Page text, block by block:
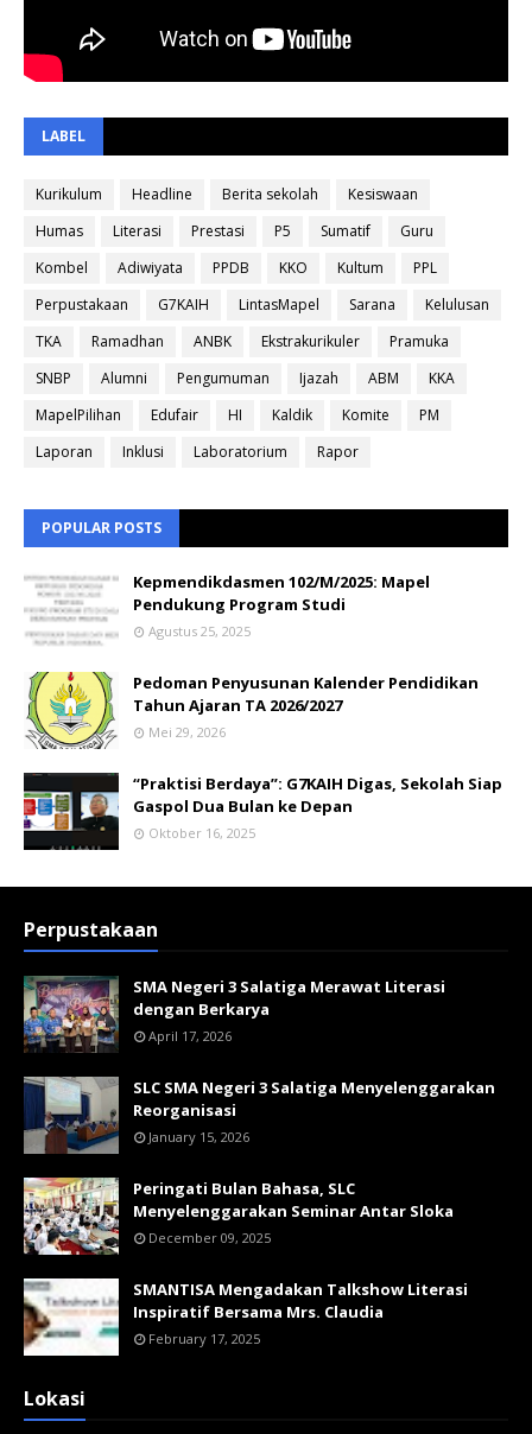
LABEL
Kurikulum Headline Berita sekolah
Kesiswaan
Humas
Literasi Prestasi P5 Sumatif
Guru
Kombel
Adiwiyata PPDB KKO Kultum
PPL
Perpustakaan
G7KAIH LintasMapel Sarana
Kelulusan
TKA
Ramadhan ANBK Ekstrakurikuler
Pramuka
SNBP
Alumni Pengumuman Ijazah ABM
KKA
MapelPilihan
Edufair HI Kaldik Komite
PM
Laporan
Inklusi Laboratorium Rapor
POPULAR POSTS
Kepmendikdasmen 102/M/2025: Mapel
Pendukung Program Studi
Agustus 25, 2025
Pedoman Penyusunan Kalender Pendidikan
Tahun Ajaran TA 2026/2027
Mei 29, 2026
“Praktisi Berdaya”: G7KAIH Digas, Sekolah Siap
Gaspol Dua Bulan ke Depan
Oktober 16, 2025
Perpustakaan
SMA Negeri 3 Salatiga Merawat Literasi
dengan Berkarya
April 17, 2026
SLC SMA Negeri 3 Salatiga Menyelenggarakan
Reorganisasi
January 15, 2026
Peringati Bulan Bahasa, SLC
Menyelenggarakan Seminar Antar Sloka
December 09, 2025
SMANTISA Mengadakan Talkshow Literasi
Inspiratif Bersama Mrs. Claudia
February 17, 2025
Lokasi